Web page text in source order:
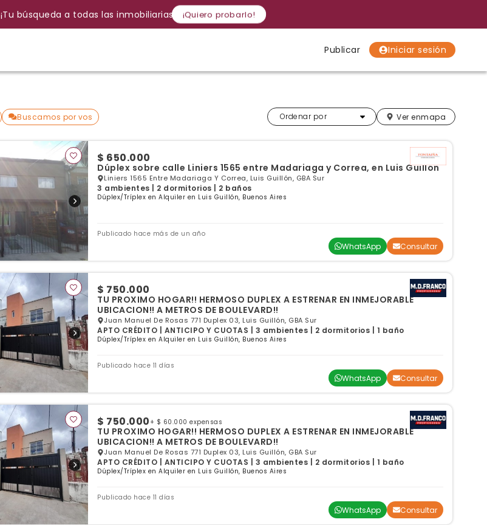
¡Tu búsqueda a todas las inmobiliarias! ¡Quiero probarlo!
Publicar Iniciar sesión
Cancelar Si, eliminar
Gracias
Buscamos por vos Ordenar por
Más relevantes Ver enmapa
$ 650.000
Dúplex sobre calle Liniers 1565 entre Madariaga y Correa, en Luis Guillón
Liniers 1565 Entre Madariaga Y Correa, Luis Guillón, GBA Sur
3 ambientes | 2 dormitorios | 2 baños
Dúplex/Tríplex en Alquiler en Luis Guillón, Buenos Aires
Publicado hace más de un año
WhatsApp Consultar
$ 750.000
TU PROXIMO HOGAR!! HERMOSO DUPLEX A ESTRENAR EN INMEJORABLE
UBICACION!! A METROS DE BOULEVARD!!
Juan Manuel De Rosas 771 Duplex 03, Luis Guillón, GBA Sur
APTO CRÉDITO | ANTICIPO Y CUOTAS | 3 ambientes | 2 dormitorios | 1 baño
Dúplex/Tríplex en Alquiler en Luis Guillón, Buenos Aires
Publicado hace 11 días
WhatsApp Consultar
$ 750.000 + $ 60.000 expensas
TU PROXIMO HOGAR!! HERMOSO DUPLEX A ESTRENAR EN INMEJORABLE
UBICACION!! A METROS DE BOULEVARD!!
Juan Manuel De Rosas 771 Duplex 03, Luis Guillón, GBA Sur
APTO CRÉDITO | ANTICIPO Y CUOTAS | 3 ambientes | 2 dormitorios | 1 baño
Dúplex/Tríplex en Alquiler en Luis Guillón, Buenos Aires
Publicado hace 11 días
WhatsApp Consultar